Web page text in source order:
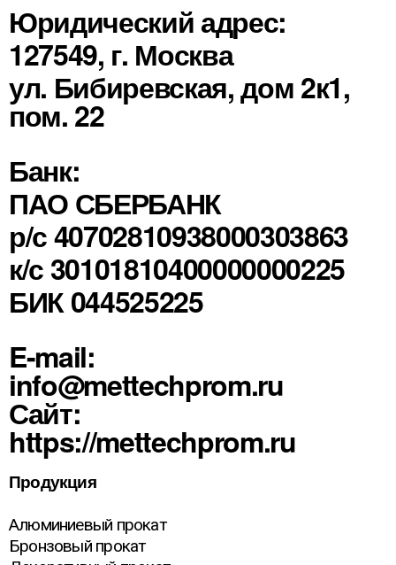
Юридический адрес:
127549, г. Москва
ул. Бибиревская, дом 2к1,
пом. 22
Банк:
ПАО СБЕРБАНК
р/с 40702810938000303863
к/с 30101810400000000225
БИК 044525225
E-mail:
info@mettechprom.ru
Сайт:
https://mettechprom.ru
Продукция
Алюминиевый прокат
Бронзовый прокат